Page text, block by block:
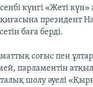
күнгі «Жеті
президент
баға берді.
соғыс пен
парламентін
шолу әуелі